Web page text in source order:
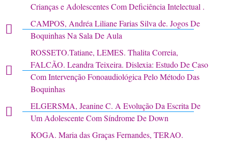
Crianças e Adolescentes Com Deficiência Intelectual .
CAMPOS, Andréa Liliane Farias Silva de. Jogos De
Boquinhas Na Sala De Aula
ROSSETO.Tatiane, LEMES. Thalita Correia,
FALCÃO. Leandra Teixeira. Dislexia: Estudo De Caso
Com Intervenção Fonoaudiológica Pelo Método Das
Boquinhas
ELGERSMA, Jeanine C. A Evolução Da Escrita De
Um Adolescente Com Síndrome De Down
KOGA. Maria das Graças Fernandes, TERAO.